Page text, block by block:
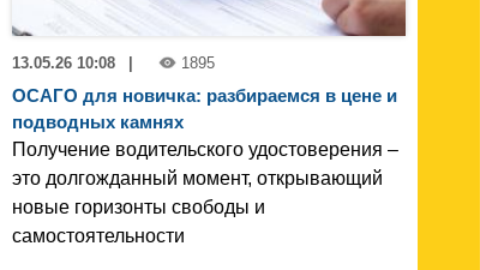
13.05.26 10:08 | 1895
ОСАГО для новичка: разбираемся в цене и
подводных камнях
Получение водительского удостоверения –
это долгожданный момент, открывающий
новые горизонты свободы и
самостоятельности